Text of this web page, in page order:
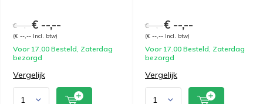
€ --,--€ --,--
(€ --,-- Incl. btw)
Voor 17.00 Besteld, Zaterdag
bezorgd
Vergelijk
€ --,--€ --,--
(€ --,-- Incl. btw)
Voor 17.00 Besteld, Zaterdag
bezorgd
Vergelijk